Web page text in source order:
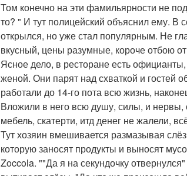
Том конечно на эти фамильярности не
то? " И тут полицейский объяснил ему. В
открылся, но уже стал популярным. Не
вкусный, цены разумные, короче отбою
Ясное дело, в ресторане есть
женой. Они парят над схваткой и гостей
работали до 14-го пота всю жизнь,
Вложили в него всю душу, силы, и нервы,
мебель, скатерти, итд денег не жалели,
Тут хозяин вмешивается размазывая
которую заносят продукты и выносят
Zoccola. ""Да я на секундочку